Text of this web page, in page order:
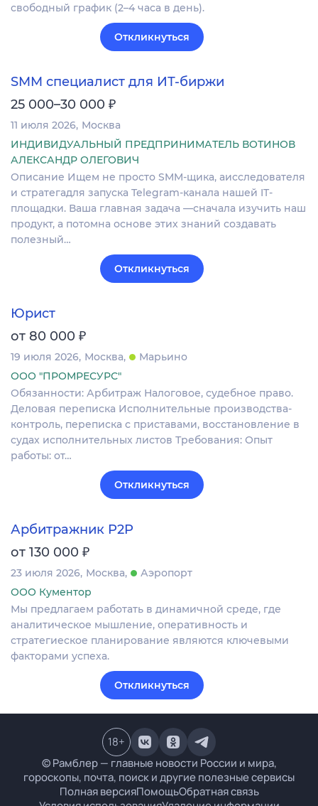
свободный график (2–4 часа в день).
Откликнуться
SMM специалист для ИТ-биржи
25 000–30 000 ₽
11 июля 2026 Москва
ИНДИВИДУАЛЬНЫЙ ПРЕДПРИНИМАТЕЛЬ ВОТИНОВ
АЛЕКСАНДР ОЛЕГОВИЧ
Описание Ищем не просто SMM-щика, аисследователя
и стратегадля запуска Telegram-канала нашей IT-
площадки. Ваша главная задача —сначала изучить наш
продукт, а потомна основе этих знаний создавать
полезный…
Откликнуться
Юрист
от 80 000 ₽
19 июля 2026 Москва
Марьино
ООО "ПРОМРЕСУРС"
Обязанности: Арбитраж Налоговое, судебное право.
Деловая переписка Исполнительные производства-
контроль, переписка с приставами, восстановление в
судах исполнительных листов Требования: Опыт
работы: от…
Откликнуться
Арбитражник P2P
от 130 000 ₽
23 июля 2026 Москва
Аэропорт
ООО Кументор
Мы предлагаем работать в динамичной среде, где
аналитическое мышление, оперативность и
стратегиеское планирование являются ключевыми
факторами успеха.
Откликнуться
© Рамблер — главные новости России и мира,
гороскопы, почта, поиск и другие полезные сервисы
Полная версияПомощьОбратная связь
18+